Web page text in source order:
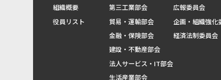
組織概要
役員リスト
第三工業部会
貿易・運輸部会
金融・保険部会
建設・不動産部会
法人サービス・IT部会
生活産業部会
広報委員会
企画・組織強化
経済法制委員会